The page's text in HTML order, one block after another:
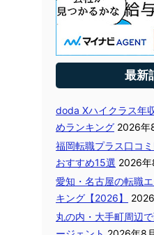
最新
doda Xハイクラス年
めランキング 2026年
福岡転職プラス口コ
おすすめ15選 2026年
愛知・名古屋の転職
キング【2026】
丸の内・大手町周辺